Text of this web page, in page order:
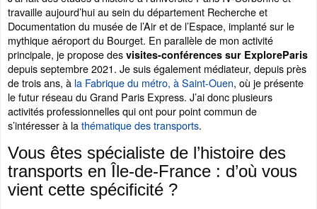
travaille aujourd’hui au sein du département Recherche et
Documentation du musée de l’Air et de l’Espace, implanté sur le
mythique aéroport du Bourget. En parallèle de mon activité
principale, je propose des visites-conférences sur ExploreParis
depuis septembre 2021. Je suis également médiateur, depuis près
de trois ans, à la Fabrique du métro, à Saint-Ouen, où je présente
le futur réseau du Grand Paris Express. J’ai donc plusieurs
activités professionnelles qui ont pour point commun de
s’intéresser à lathématique des transports.
Vous êtes spécialiste de l’histoire des
transports en Île-de-France : d’où vous
vient cette spécificité ?